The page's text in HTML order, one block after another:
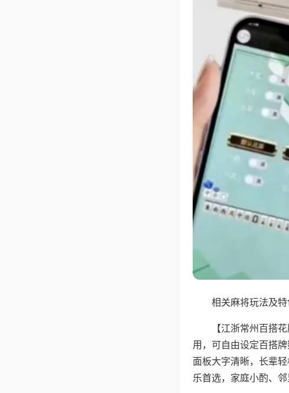
相关麻将玩法及
【江浙常州百搭
用，可自由设定百搭
面板大字清晰，长辈
乐首选，家庭小酌、